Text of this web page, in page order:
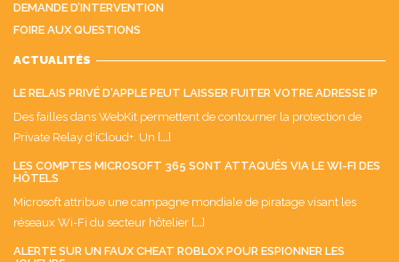
DEMANDE D’INTERVENTION
FOIRE AUX QUESTIONS
ACTUALITÉS
LE RELAIS PRIVÉ D'APPLE PEUT LAISSER FUITER VOTRE ADRESSE IP
Des failles dans WebKit permettent de contourner la protection de
Private Relay d'iCloud+. Un [...]
LES COMPTES MICROSOFT 365 SONT ATTAQUÉS VIA LE WI-FI DES
HÔTELS
Microsoft attribue une campagne mondiale de piratage visant les
réseaux Wi-Fi du secteur hôtelier [...]
ALERTE SUR UN FAUX CHEAT ROBLOX POUR ESPIONNER LES